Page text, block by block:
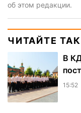
об этом редакции.
ЧИТАЙТЕ
В
15:52